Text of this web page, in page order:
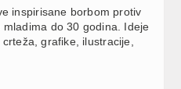
inspirisane borbom protiv
do 30 godina. Ideje
grafike, ilustracije,